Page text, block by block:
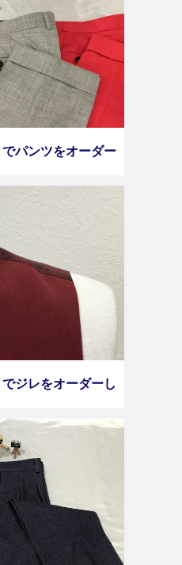
パンツをオーダー
その１１
ジレをオーダーし
その３